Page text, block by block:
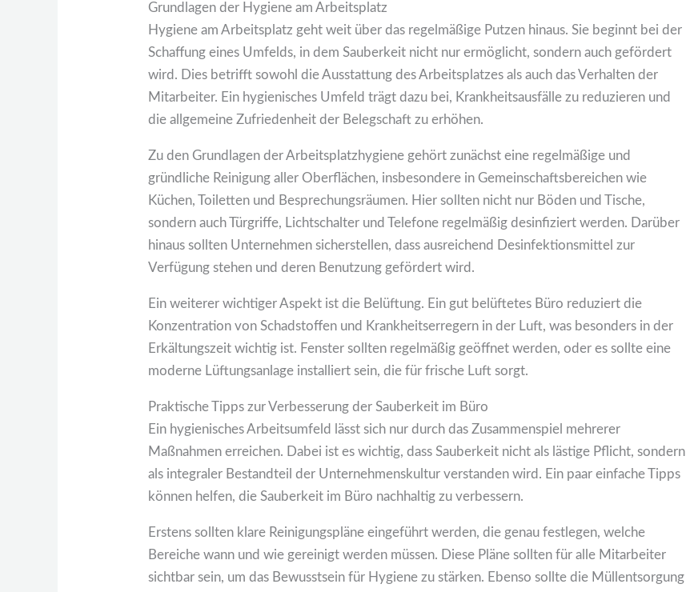
Grundlagen der Hygiene am Arbeitsplatz
Hygiene am Arbeitsplatz geht weit über das regelmäßige Putzen hinaus. Sie beginnt bei der
Schaffung eines Umfelds, in dem Sauberkeit nicht nur ermöglicht, sondern auch gefördert
wird. Dies betrifft sowohl die Ausstattung des Arbeitsplatzes als auch das Verhalten der
Mitarbeiter. Ein hygienisches Umfeld trägt dazu bei, Krankheitsausfälle zu reduzieren und
die allgemeine Zufriedenheit der Belegschaft zu erhöhen.
Zu den Grundlagen der Arbeitsplatzhygiene gehört zunächst eine regelmäßige und
gründliche Reinigung aller Oberflächen, insbesondere in Gemeinschaftsbereichen wie
Küchen, Toiletten und Besprechungsräumen. Hier sollten nicht nur Böden und Tische,
sondern auch Türgriffe, Lichtschalter und Telefone regelmäßig desinfiziert werden. Darüber
hinaus sollten Unternehmen sicherstellen, dass ausreichend Desinfektionsmittel zur
Verfügung stehen und deren Benutzung gefördert wird.
Ein weiterer wichtiger Aspekt ist die Belüftung. Ein gut belüftetes Büro reduziert die
Konzentration von Schadstoffen und Krankheitserregern in der Luft, was besonders in der
Erkältungszeit wichtig ist. Fenster sollten regelmäßig geöffnet werden, oder es sollte eine
moderne Lüftungsanlage installiert sein, die für frische Luft sorgt.
Praktische Tipps zur Verbesserung der Sauberkeit im Büro
Ein hygienisches Arbeitsumfeld lässt sich nur durch das Zusammenspiel mehrerer
Maßnahmen erreichen. Dabei ist es wichtig, dass Sauberkeit nicht als lästige Pflicht, sondern
als integraler Bestandteil der Unternehmenskultur verstanden wird. Ein paar einfache Tipps
können helfen, die Sauberkeit im Büro nachhaltig zu verbessern.
Erstens sollten klare Reinigungspläne eingeführt werden, die genau festlegen, welche
Bereiche wann und wie gereinigt werden müssen. Diese Pläne sollten für alle Mitarbeiter
sichtbar sein, um das Bewusstsein für Hygiene zu stärken. Ebenso sollte die Müllentsorgung